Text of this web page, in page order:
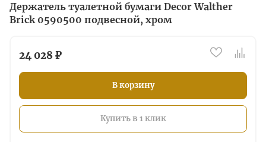
Держатель туалетной бумаги Decor Walther
Brick 0590500 подвесной, хром
24 028 ₽
В корзину
Купить в 1 клик